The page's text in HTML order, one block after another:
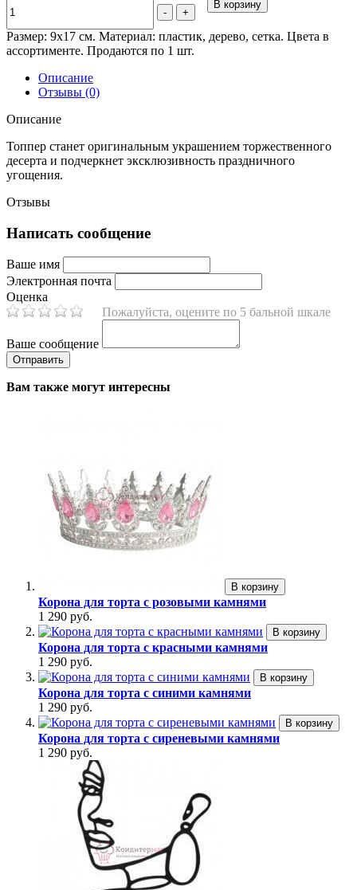
- +
В корзину
Размер: 9х17 см. Материал: пластик, дерево, сетка. Цвета в
ассортименте. Продаются по 1 шт.
Описание
Отзывы (0)
Описание
Топпер станет оригинальным украшением торжественного
десерта и подчеркнет эксклюзивность праздничного
угощения.
Отзывы
Написать сообщение
Ваше имя
Электронная почта
Оценка
Пожалуйста, оцените по 5 бальной шкале
Ваше сообщение
Вам также могут интересны
В корзину
Корона для торта с розовыми камнями
1 290 руб.
В корзину
Корона для торта с красными камнями
1 290 руб.
В корзину
Корона для торта с синими камнями
1 290 руб.
В корзину
Корона для торта с сиреневыми камнями
1 290 руб.